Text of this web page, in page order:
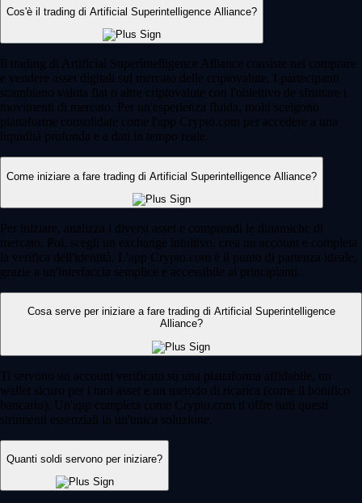
Cos'è il trading di Artificial Superintelligence Alliance?
Il trading di Artificial Superintelligence Alliance consiste nel comprare
e vendere asset digitali sul mercato delle criptovalute. I partecipanti
scambiano valuta fiat o altre criptovalute con l'obiettivo de sfruttare i
movimenti di mercato. Per un'esperienza fluida, molti scelgono
piattaforme consolidate come l'app Crypto.com per accedere a una
liquidità profonda e a dati in tempo reale.
Come iniziare a fare trading di Artificial Superintelligence Alliance?
Per iniziare, analizza i diversi asset e comprendi le dinamiche di
mercato. Poi, scegli un exchange intuitivo, crea un account e completa
la verifica dell'identità. L'app Crypto.com è il punto di partenza ideale,
grazie a un'interfaccia semplice e accessibile ai principianti.
Cosa serve per iniziare a fare trading di Artificial Superintelligence
Alliance?
Ti servono un account verificato su una piattaforma affidabile, un
wallet sicuro per i tuoi asset e un metodo di ricarica (come il bonifico
bancario). Un'app completa come Crypto.com ti offre tutti questi
strumenti essenziali in un'unica soluzione.
Quanti soldi servono per iniziare?